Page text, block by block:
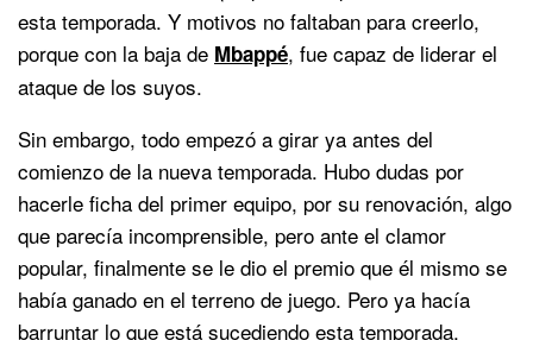
esta temporada. Y motivos no faltaban para creerlo,
porque con la baja de Mbappé, fue capaz de liderar el
ataque de los suyos.
Sin embargo, todo empezó a girar ya antes del
comienzo de la nueva temporada. Hubo dudas por
hacerle ficha del primer equipo, por su renovación, algo
que parecía incomprensible, pero ante el clamor
popular, finalmente se le dio el premio que él mismo se
había ganado en el terreno de juego. Pero ya hacía
barruntar lo que está sucediendo esta temporada,